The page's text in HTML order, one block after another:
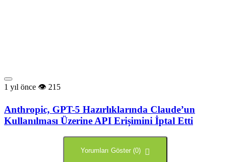
1 yıl önce 215
Anthropic, GPT-5 Hazırlıklarında Claude’un
Kullanılması Üzerine API Erişimini İptal Etti
Yorumları Göster (0)